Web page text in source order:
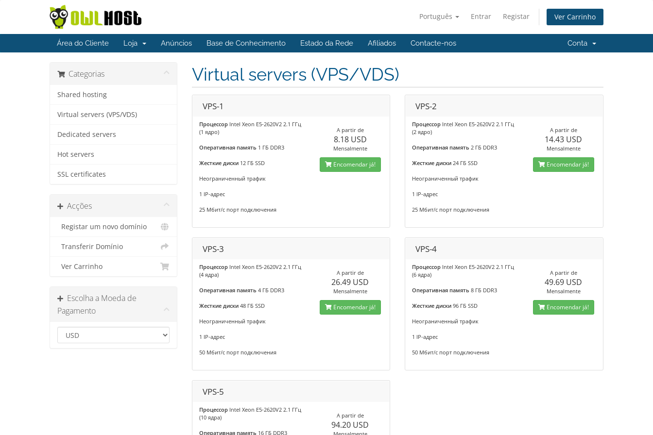
Português Entrar Registar Ver Carrinho
Área do Cliente Loja Anúncios Base de Conhecimento Estado da Rede Afiliados Contacte-nos Conta
Categorias
Shared hosting
Virtual servers (VPS/VDS)
Dedicated servers
Hot servers
SSL certificates
Acções
Registar um novo domínio
Transferir Domínio
Ver Carrinho
Escolha a Moeda de
Pagamento
Virtual servers (VPS/VDS)
VPS-1
ПроцессорIntel Xeon E5-2620V2 2.1 ГГц
(1 ядро)
Оперативная память 1 ГБ DDR3
Жесткие диски12 ГБ SSD
Неограниченный трафик
1 IP-адрес
25 Мбит/с порт подключения
A partir de
8.18 USD
Mensalmente
Encomendar já!
VPS-2
Процессор Intel Xeon E5-2620V2 2.1 ГГц
(2 ядро)
Оперативная память 2 ГБ DDR3
Жесткие диски 24 ГБ SSD
Неограниченный трафик
1 IP-адрес
25 Мбит/с порт подключения
A partir de
14.43 USD
Mensalmente
Encomendar já!
VPS-3
ПроцессорIntel Xeon E5-2620V2 2.1 ГГц
(4 ядра)
Оперативная память 4 ГБ DDR3
Жесткие диски48 ГБ SSD
Неограниченный трафик
1 IP-адрес
50 Мбит/с порт подключения
A partir de
26.49 USD
Mensalmente
Encomendar já!
VPS-4
Процессор Intel Xeon E5-2620V2 2.1 ГГц
(6 ядра)
Оперативная память 8 ГБ DDR3
Жесткие диски 96 ГБ SSD
Неограниченный трафик
1 IP-адрес
50 Мбит/с порт подключения
A partir de
49.69 USD
Mensalmente
Encomendar já!
VPS-5
ПроцессорIntel Xeon E5-2620V2 2.1 ГГц
(10 ядра)
Оперативная память 16 ГБ DDR3
A partir de
94.20 USD